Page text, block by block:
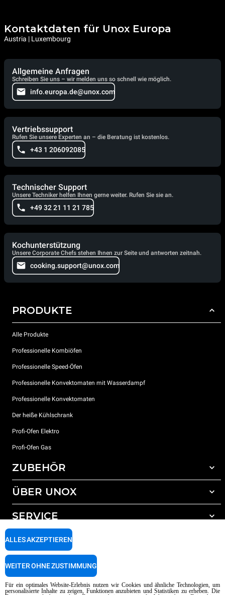
Kontaktdaten für Unox Europa
Austria | Luxembourg
Allgemeine Anfragen
Schreiben Sie uns – wir melden uns so schnell wie möglich.
info.europa.de@unox.com
Vertriebssupport
Rufen Sie unsere Experten an – die Beratung ist kostenlos.
+43 1 206092085
Technischer Support
Unsere Techniker helfen Ihnen gerne weiter. Rufen Sie sie an.
+49 32 21 11 21 785
Kochunterstützung
Unsere Corporate Chefs stehen Ihnen zur Seite und antworten zeitnah.
cooking.support@unox.com
PRODUKTE
Alle Produkte
Professionelle Kombiöfen
Professionelle Speed-Öfen
Professionelle Konvektomaten mit Wasserdampf
Professionelle Konvektomaten
Der heiße Kühlschrank
Profi-Ofen Elektro
Profi-Ofen Gas
ZUBEHÖR
Gesamtes Zubehör
Wasseraufbereitung mit Kunstharzfiltern
Wasseraufbereitung durch Umkehrosmose
ÜBER UNOX
Unsere Standorte weltweit
SERVICE
Unox garantie
Händler Suche
Für ein optimales Website-Erlebnis nutzen wir Cookies und ähnliche Technologien, um
personalisierte Inhalte zu zeigen, Funktionen anzubieten und Statistiken zu erheben. Die
ALLES AKZEPTIEREN
WEITER OHNE ZUSTIMMUNG